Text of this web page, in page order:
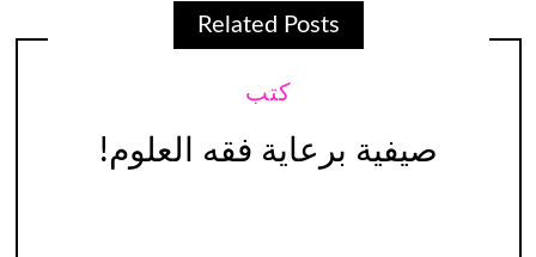
Related Posts
كتب
صيفية برعاية فقه العلوم!